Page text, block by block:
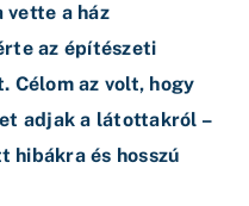
vette a ház
az építészeti
Célom az volt, hogy
adjak a látottakról –
és hosszú